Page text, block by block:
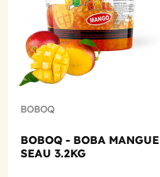
BOBOQ
BOBOQ - BOBA MANGUE
SEAU 3.2KG